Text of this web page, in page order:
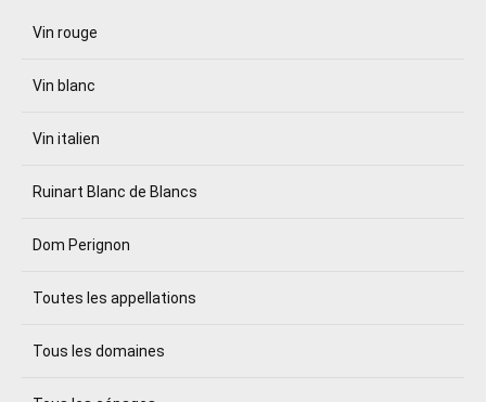
Vin rouge
Vin blanc
Vin italien
Ruinart Blanc de Blancs
Dom Perignon
Toutes les appellations
Tous les domaines